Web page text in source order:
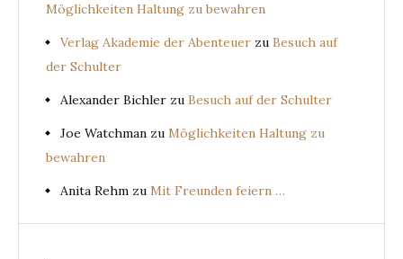
Möglichkeiten Haltung zu bewahren
Verlag Akademie der Abenteuer zu Besuch auf
der Schulter
Alexander Bichler zu Besuch auf der Schulter
Joe Watchman zu Möglichkeiten Haltung zu
bewahren
Anita Rehm zu Mit Freunden feiern …